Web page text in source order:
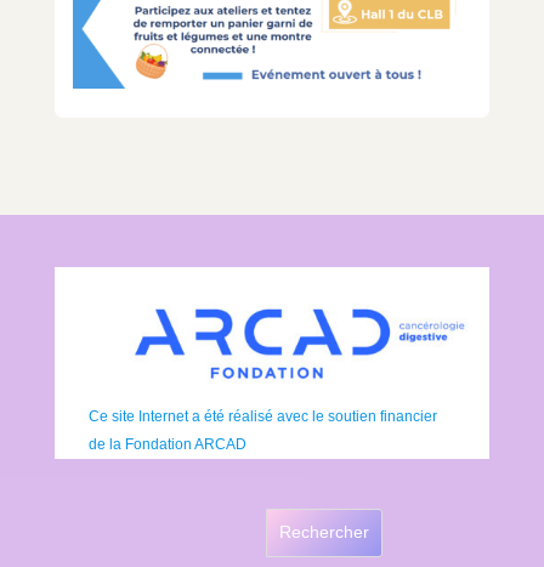
Ce site Internet a été réalisé avec le soutien financier
de la Fondation ARCAD
Rechercher